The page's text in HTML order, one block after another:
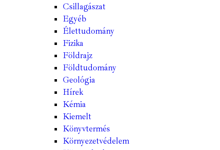
Csillagászat
Egyéb
Élettudomány
Fizika
Földrajz
Földtudomány
Geológia
Hírek
Kémia
Kiemelt
Könyvtermés
Környezetvédelem